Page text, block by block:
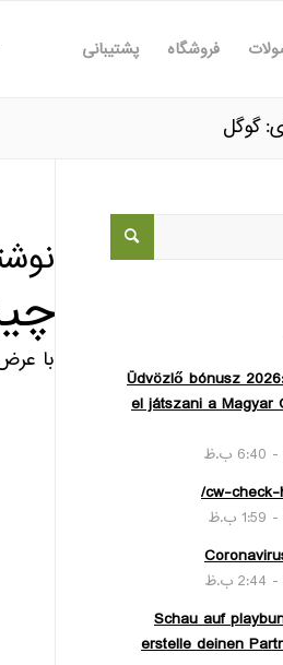
فروشگاه پشتیبانی
گوگل
با
Üdvözlő bónusz
el játszani a Magyar
cw-check-
Schau auf
erstelle deinen